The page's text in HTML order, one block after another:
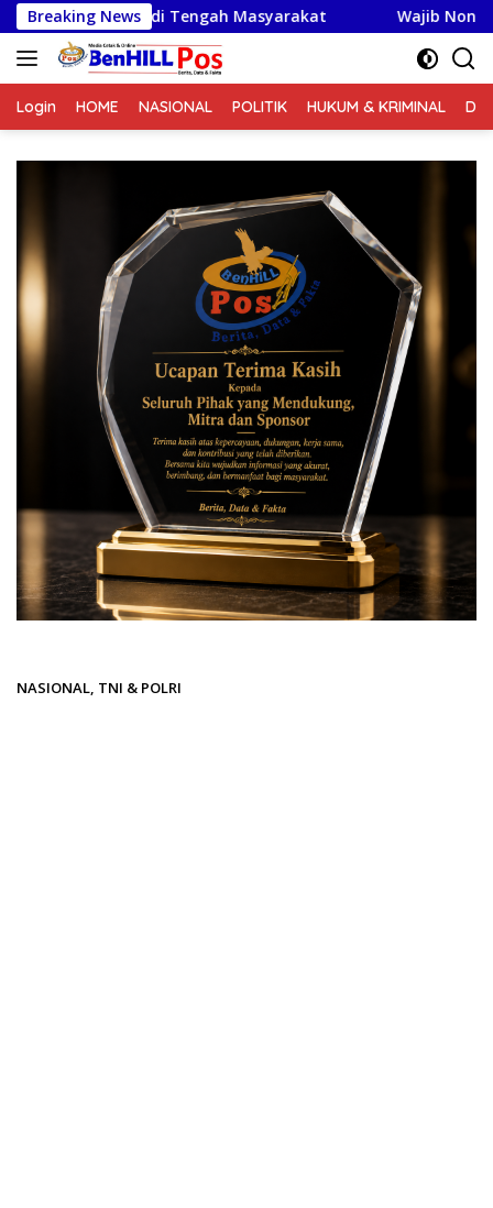
Langsung
ke
konten
Breaking News
di Tengah Masyarakat Wajib Nonton! Aksi Elite
Login HOME NASIONAL POLITIK HUKUM & KRIMINAL
NASIONAL, TNI & POLRI